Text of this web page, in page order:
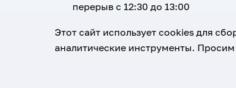
перерыв с 12:30 до 13:00
Email:
corpus@ksma.ru
Этот сайт использует cookies для
аналитические инструменты.